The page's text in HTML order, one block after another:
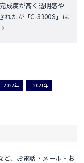
成度が高く透明感や
れたが「C-3900S」は
2022年
2021年
ど、お電話・メール・お